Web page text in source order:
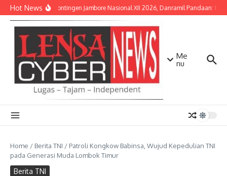
Lewati ke konten
Hot NewsLepas Kontingen Jambore Nasional XII 2026, Danramil Pandaan:
Me
nu
Home / Berita TNI / Patroli Kongkow Babinsa, Wujud Kepedulian TNI
pada Generasi Muda Lombok Timur
Berita TNI